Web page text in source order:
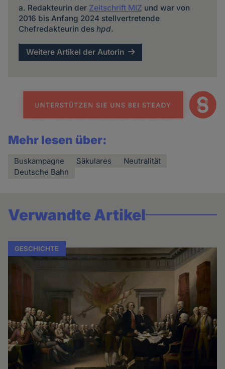
a. Redakteurin der Zeitschrift MIZ und war von
2016 bis Anfang 2024 stellvertretende
Chefredakteurin des hpd.
Weitere Artikel der Autorin
Mehr lesen über:
Buskampagne Säkulares
Neutralität
Deutsche Bahn
Verwandte Artikel
GESCHICHTE